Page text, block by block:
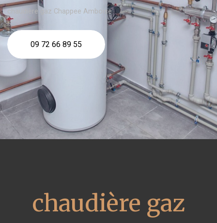
chaudière gaz Chappee Amboise
09 72 66 89 55
chaudière gaz